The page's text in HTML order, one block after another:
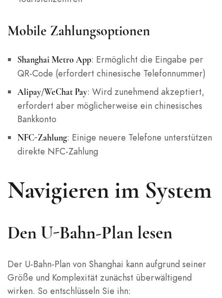
Mobile Zahlungsoptionen
Shanghai Metro App: Ermöglicht die Eingabe per
QR-Code (erfordert chinesische Telefonnummer)
Alipay/WeChat Pay: Wird zunehmend akzeptiert,
erfordert aber möglicherweise ein chinesisches
Bankkonto
NFC-Zahlung: Einige neuere Telefone unterstützen
direkte NFC-Zahlung
Navigieren im System
Den U-Bahn-Plan lesen
Der U-Bahn-Plan von Shanghai kann aufgrund seiner
Größe und Komplexität zunächst überwältigend
wirken. So entschlüsseln Sie ihn: